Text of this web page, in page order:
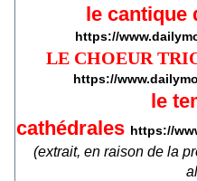
le cantique
https://
LE CHOEUR
https://
le
cathédrales https://
(extrait, en raison de la